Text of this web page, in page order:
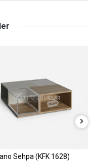
Sehpa (KFK 1628)